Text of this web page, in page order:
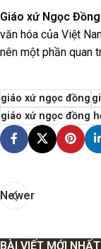
Giáo xứ Ngọc Đồng
văn hóa của Việt
nên một phần quan
giáo xứ ngọc đồng
giáo xứ ngọc đồng
Newer
BÀI VIẾT MỚI NHẤT